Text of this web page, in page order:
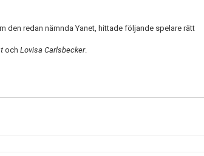
den redan nämnda Yanet, hittade följande spelare rätt
och Lovisa Carlsbecker.